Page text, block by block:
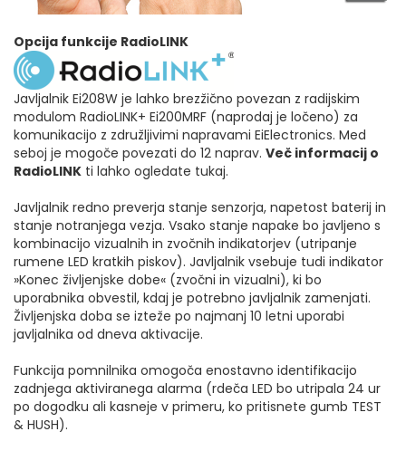
Opcija funkcije RadioLINK
Javljalnik Ei208W je lahko brezžično povezan z radijskim
modulom RadioLINK+ Ei200MRF (naprodaj je ločeno) za
komunikacijo z združljivimi napravami EiElectronics. Med
seboj je mogoče povezati do 12 naprav. Več informacij o
RadioLINK ti lahko ogledate tukaj.
Javljalnik redno preverja stanje senzorja, napetost baterij in
stanje notranjega vezja. Vsako stanje napake bo javljeno s
kombinacijo vizualnih in zvočnih indikatorjev (utripanje
rumene LED kratkih piskov). Javljalnik vsebuje tudi indikator
»Konec življenjske dobe« (zvočni in vizualni), ki bo
uporabnika obvestil, kdaj je potrebno javljalnik zamenjati.
Življenjska doba se izteže po najmanj 10 letni uporabi
javljalnika od dneva aktivacije.
Funkcija pomnilnika omogoča enostavno identifikacijo
zadnjega aktiviranega alarma (rdeča LED bo utripala 24 ur
po dogodku ali kasneje v primeru, ko pritisnete gumb TEST
& HUSH).